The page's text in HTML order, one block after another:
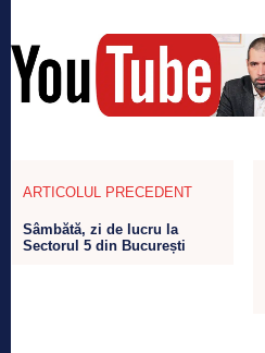
ARTICOLUL PRECEDENT
Sâmbătă, zi de lucru la
Sectorul 5 din București